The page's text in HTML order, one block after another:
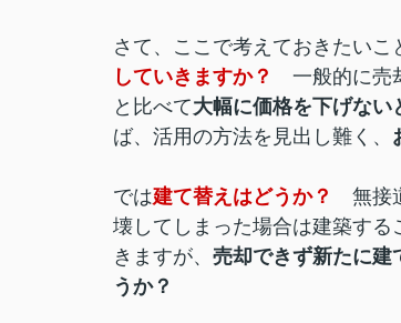
さて、ここで考えておきたいこ
していきますか？ 一般的に売
と比べて大幅に価格を下げない
ば、活用の方法を見出し難く、
では建て替えはどうか？
無接
壊してしまった場合は建築する
きますが、 売却できず新たに建
うか？